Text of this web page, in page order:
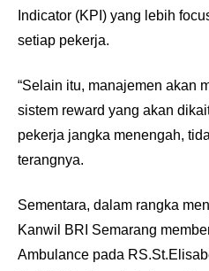
Indicator (KPI) yang lebih
setiap pekerja.
“Selain itu, manajemen akan
sistem reward yang akan
pekerja jangka menengah,
terangnya.
Sementara, dalam rangka
Kanwil BRI Semarang
Ambulance pada